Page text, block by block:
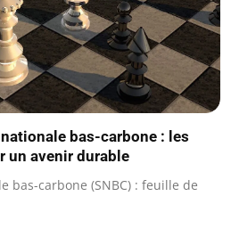
bas-carbone : les
un avenir durable
bas-carbone (SNBC) : feuille de